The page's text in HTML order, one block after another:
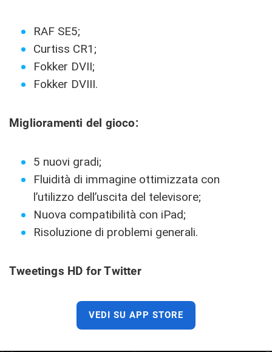
RAF SE5;
Curtiss CR1;
Fokker DVII;
Fokker DVIII.
Miglioramenti del gioco:
5 nuovi gradi;
Fluidità di immagine ottimizzata con
l’utilizzo dell’uscita del televisore;
Nuova compatibilità con iPad;
Risoluzione di problemi generali.
Tweetings HD for Twitter
VEDI SU APP STORE